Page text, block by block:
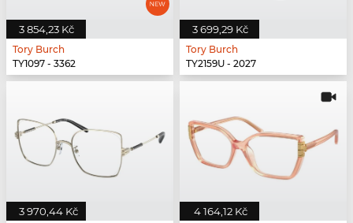
3 854,23 Kč
Tory Burch
TY1097 - 3362
3 699,29 Kč
Tory Burch
TY2159U - 2027
3 970,44 Kč 4 164,12 Kč